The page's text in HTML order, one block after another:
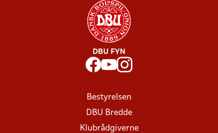
DBU FYN
Bestyrelsen
DBU Bredde
Klubrådgiverne